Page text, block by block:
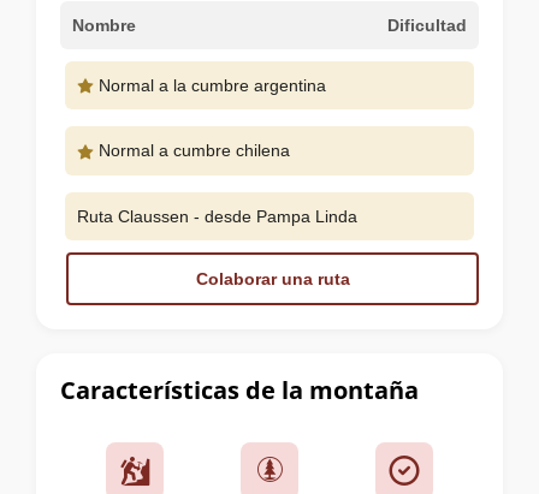
Características de la montaña
Nombre Dificultad
Normal a la cumbre argentina
Normal a cumbre chilena
Ruta Claussen - desde Pampa Linda
Colaborar una ruta